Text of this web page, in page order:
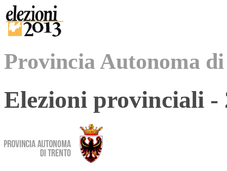
Provincia Autonoma
Elezioni provinciali -